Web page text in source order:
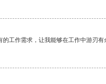
工作需求，让我能够在工作中游刃有